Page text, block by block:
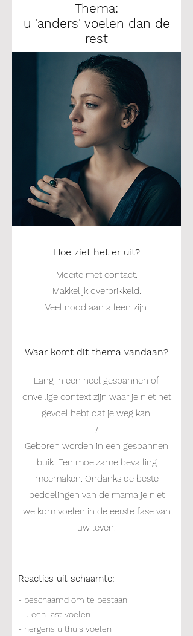
Thema:
u 'anders' voelen dan de
rest
Hoe ziet het er uit?
Moeite met contact.
Makkelijk overprikkeld.
Veel nood aan alleen zijn.
Waar komt dit thema vandaan?
Lang in een heel gespannen of
onveilige context zijn waar je niet het
gevoel hebt dat je weg kan.
/
Geboren worden in een gespannen
buik. Een moeizame bevalling
meemaken. Ondanks de beste
bedoelingen van de mama je niet
welkom voelen in de eerste fase van
uw leven.
Reacties uit schaamte:
- beschaamd om te bestaan
- u een last voelen
- nergens u thuis voelen